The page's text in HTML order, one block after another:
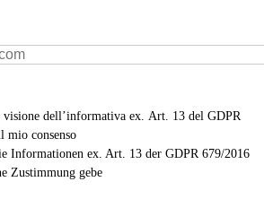
visione dell’informativa ex. Art. 13 del GDPR
mio consenso
Informationen ex. Art. 13 der GDPR 679/2016
Zustimmung gebe